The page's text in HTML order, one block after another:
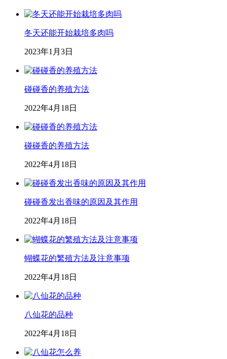
冬天还能开始栽培多肉吗
2023年1月3日
碰碰香的养殖方法
2022年4月18日
碰碰香的养殖方法
2022年4月18日
碰碰香发出香味的原因及其作用
2022年4月18日
蝴蝶花的繁殖方法及注意事项
2022年4月18日
八仙花的品种
2022年4月18日